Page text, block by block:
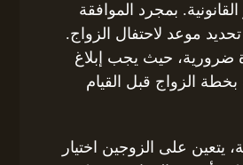
القانونية. بمجرد الموافقة
موعد لاحتفال الزواج.
ضرورية، حيث يجب إبلاغ
بخطة الزواج قبل القيام
يتعين على الزوجين اختيار